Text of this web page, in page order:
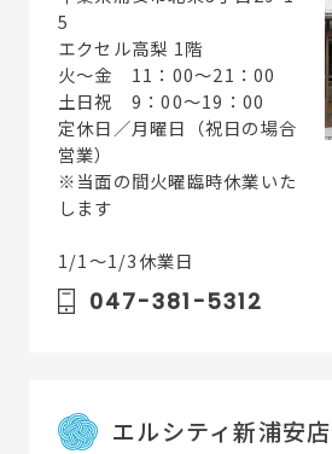
5
エクセル高梨 1階
火〜金 11：00～21：00
土日祝 9：00～19：00
定休日／月曜日（祝日の場合
営業）
※当面の間火曜臨時休業いた
します
1/1～1/3休業日
047-381-5312
エルシティ新浦安店